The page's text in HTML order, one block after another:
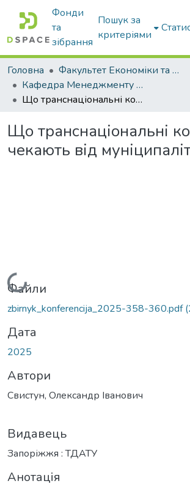
Фонди
та
зібрання
Пошук за
критеріями
Головна
Факультет Економіки та бізнесу
Кафедра Менеджменту та публічного адміністрування
Що транснаціональні компанії чекають від муніципалітетів
Що транснаціональні
чекають від
Вантажиться...
Файли
zbirnyk_konferencija_2025-358-360.pdf
Дата
2025
Автори
Свистун, Олександр Іванович
Видавець
Запоріжжя : ТДАТУ
Анотація